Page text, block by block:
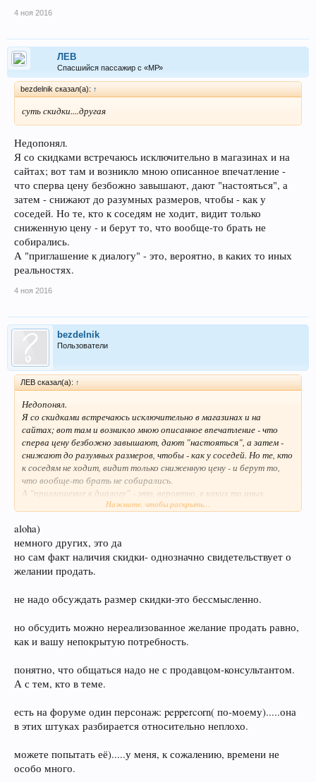
4 ноя 2016
ЛEB
Спасшийся пассажир с «МР»
bezdelnik сказал(а): ↑
суть скидки....другая
Недопонял.
Я со скидками встречаюсь исключительно в магазинах и на
сайтах; вот там и возникло мною описанное впечатление -
что сперва цену безбожно завышают, дают "настояться", а
затем - снижают до разумных размеров, чтобы - как у
соседей. Но те, кто к соседям не ходит, видит только
сниженную цену - и берут то, что вообще-то брать не
собирались.
А "приглашение к диалогу" - это, вероятно, в каких то иных
реальностях.
4 ноя 2016
bezdelnik
Пользователи
ЛEB сказал(а): ↑
Недопонял.
Я со скидками встречаюсь исключительно в магазинах и на
сайтах; вот там и возникло мною описанное впечатление - что
сперва цену безбожно завышают, дают "настояться", а затем -
снижают до разумных размеров, чтобы - как у соседей. Но те, кто
к соседям не ходит, видит только сниженную цену - и берут то,
что вообще-то брать не собирались.
А "приглашение к диалогу" - это, вероятно, в каких то иных
Нажмите, чтобы раскрыть...
aloha)
немного других, это да
но сам факт наличия скидки- однозначно свидетельствует о
желании продать.
не надо обсуждать размер скидки-это бессмысленно.
но обсудить можно нереализованное желание продать равно,
как и вашу непокрытую потребность.
понятно, что общаться надо не с продавцом-консультантом.
А с тем, кто в теме.
есть на форуме один персонаж: peppercorn( по-моему).....она
в этих штуках разбирается относительно неплохо.
можете попытать её).....у меня, к сожалению, времени не
особо много.